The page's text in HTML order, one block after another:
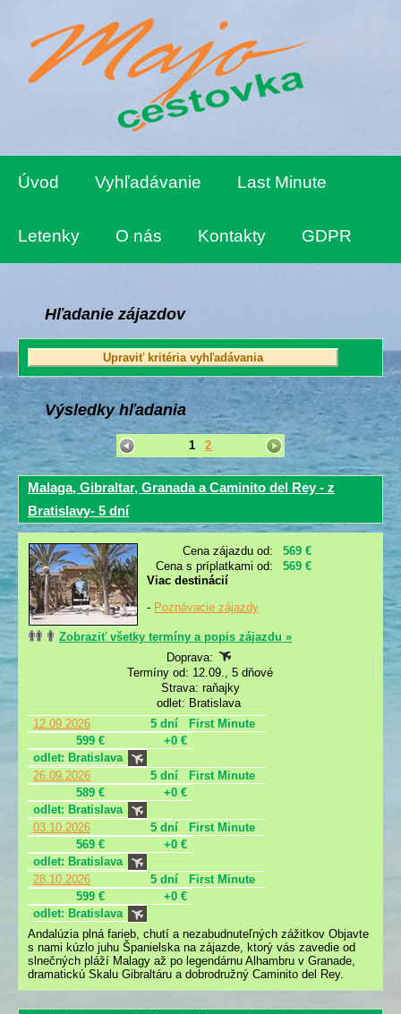
Úvod Vyhľadávanie Last Minute
Letenky O nás Kontakty GDPR
Hľadanie zájazdov
Výsledky hľadania
1 2
Malaga, Gibraltar, Granada a Caminito del Rey - z
Bratislavy- 5 dní
Cena zájazdu od:
569 €
Cena s príplatkami od:
569 €
Viac destinácií
- Poznávacie zájazdy
Zobraziť všetky termíny a popis zájazdu »
Doprava:
Termíny od: 12.09., 5 dňové
Strava: raňajky
odlet: Bratislava
12.09.2026
5 dní
First Minute
599 €
+0 €
odlet: Bratislava
26.09.2026
5 dní
First Minute
589 €
+0 €
odlet: Bratislava
03.10.2026
5 dní
First Minute
569 €
+0 €
odlet: Bratislava
28.10.2026
5 dní
First Minute
599 €
+0 €
odlet: Bratislava
Andalúzia plná farieb, chutí a nezabudnuteľných zážitkov Objavte
s nami kúzlo juhu Španielska na zájazde, ktorý vás zavedie od
slnečných pláží Malagy až po legendárnu Alhambru v Granade,
dramatickú Skalu Gibraltáru a dobrodružný Caminito del Rey.